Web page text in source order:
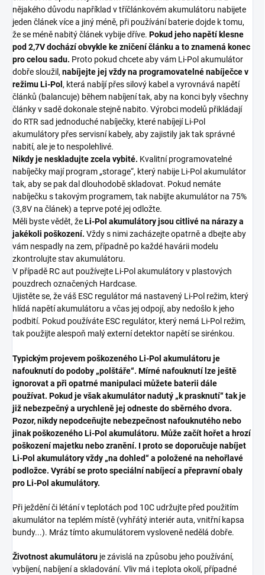
nějakého důvodu například v tříčlánkovém akumulátoru nabijete
jeden článek více a jiný méně, při používání baterie dojde k tomu,
že se méně nabitý článek vybije dříve. Pokud jeho napětí klesne
pod 2,7V dochází obvykle ke zničení článku a to znamená konec
pro celou sadu. Proto pokud chcete aby vám Li-Pol akumulátor
dobře sloužil, nabíjejte jej vždy na programovatelné nabíječce v
režimu Li-Pol , která nabíjí přes silový kabel a vyrovnává napětí
článků (balancuje) během nabíjení tak, aby na konci byly všechny
články v sadě dokonale stejně nabito. Výrobci modelů přikládají
do RTR sad jednoduché nabíječky, které nabíjejí Li-Pol
akumulátory přes servisní kabely, aby zajistily jak tak správné
nabití, ale je to nespolehlivé.
Nikdy je neskladujte zcela vybité. Kvalitní programovatelné
nabíječky mají program „storage“, který nabije Li-Pol akumulátor
tak, aby se pak dal dlouhodobě skladovat. Pokud nemáte
nabíječku s takovým programem, tak nabijte akumulátor na 75%
(3,8V na článek) a teprve poté jej odložte.
Měli byste vědět, žeLi-Pol akumulátory jsou citlivé na nárazy a
jakékoli poškození. Vždy s nimi zacházejte opatrně a dbejte aby
vám nespadly na zem, případně po každé havárii modelu
zkontrolujte stav akumulátoru.
V případě RC aut používejte Li-Pol akumulátory v plastových
pouzdrech označených Hardcase.
Ujistěte se, že váš ESC regulátor má nastavený Li-Pol režim, který
hlídá napětí akumulátoru a včas jej odpojí, aby nedošlo k jeho
podbití. Pokud používáte ESC regulátor, který nemá Li-Pol režim,
tak použijte alespoň malý externí detektor napětí se sirénkou.
Typickým projevem poškozeného Li-Pol akumulátoru je
nafouknutí do podoby „polštáře“. Mírné nafouknutí lze ještě
ignorovat a při opatrné manipulaci můžete baterii dále
používat. Pokud je však akumulátor nadutý „k prasknutí“ tak je
již nebezpečný a urychleně jej odneste do sběrného dvora.
Pozor, nikdy nepodceňujte nebezpečnost nafouknutého nebo
jinak poškozeného Li-Pol akumulátoru. Může začít hořet a hrozí
poškození majetku nebo zranění. I proto se doporučuje nabíjet
Li-Pol akumulátory vždy „na dohled“ a položené na nehořlavé
podložce. Vyrábí se proto speciální nabíjecí a přepravní obaly
pro Li-Pol akumulátory.
Při ježdění či létání v teplotách pod 10C udržujte před použitím
akumulátor na teplém místě (vyhřátý interiér auta, vnitřní kapsa
bundy...). Mráz tímto akumulátorem vysloveně nedělá dobře.
Životnost akumulátoru je závislá na způsobu jeho používání,
vybíjení, nabíjení a skladování. Vliv má i teplota okolí, případné